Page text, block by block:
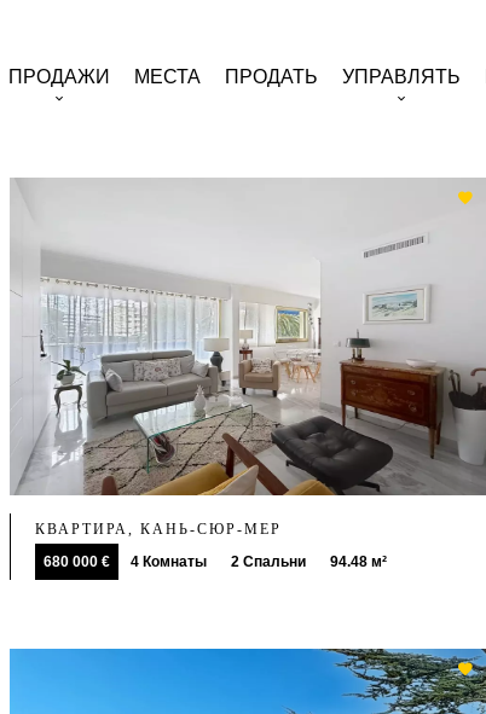
ПРОДАЖИ МЕСТА ПРОДАТЬ УПРАВЛЯТЬ
КВАРТИРА, КАНЬ-СЮР-МЕР
680 000 €
4 Комнаты 2 Спальни 94.48 м²